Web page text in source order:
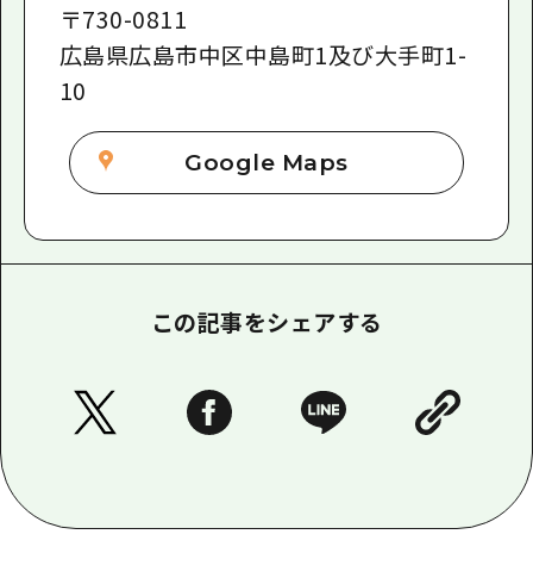
〒730-0811
広島県広島市中区中島町1及び大手町1-
10
Google Maps
この記事をシェアする